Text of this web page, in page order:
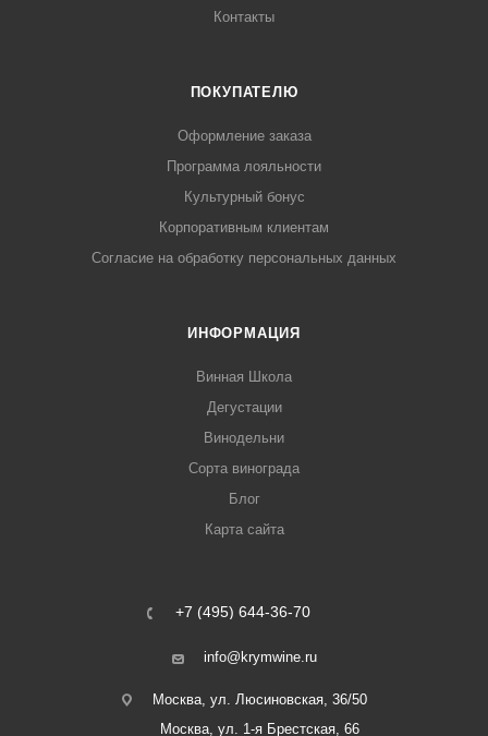
Контакты
ПОКУПАТЕЛЮ
Оформление заказа
Программа лояльности
Культурный бонус
Корпоративным клиентам
Согласие на обработку персональных данных
ИНФОРМАЦИЯ
Винная Школа
Дегустации
Винодельни
Сорта винограда
Блог
Карта сайта
+7 (495) 644-36-70
info@krymwine.ru
Москва, ул. Люсиновская, 36/50
Москва, ул. 1-я Брестская, 66